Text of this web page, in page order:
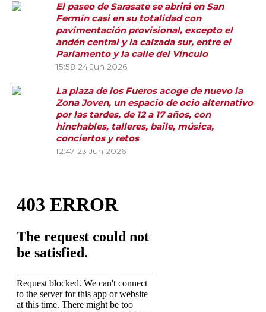
El paseo de Sarasate se abrirá en San
Fermín casi en su totalidad con
pavimentación provisional, excepto el
andén central y la calzada sur, entre el
Parlamento y la calle del Vínculo
15:58 24 Jun 2026
La plaza de los Fueros acoge de nuevo la
Zona Joven, un espacio de ocio alternativo
por las tardes, de 12 a 17 años, con
hinchables, talleres, baile, música,
conciertos y retos
12:47 23 Jun 2026